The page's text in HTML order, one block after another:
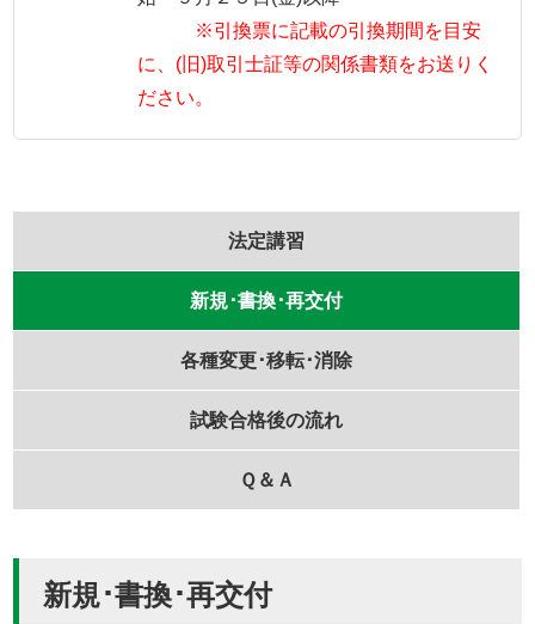
※引換票に記載の引換期間を目安
に、(旧)取引士証等の関係書類をお送りく
ださい。
法定講習
新規･書換･再交付
各種変更･移転･消除
試験合格後の流れ
Ｑ＆Ａ
新規･書換･再交付